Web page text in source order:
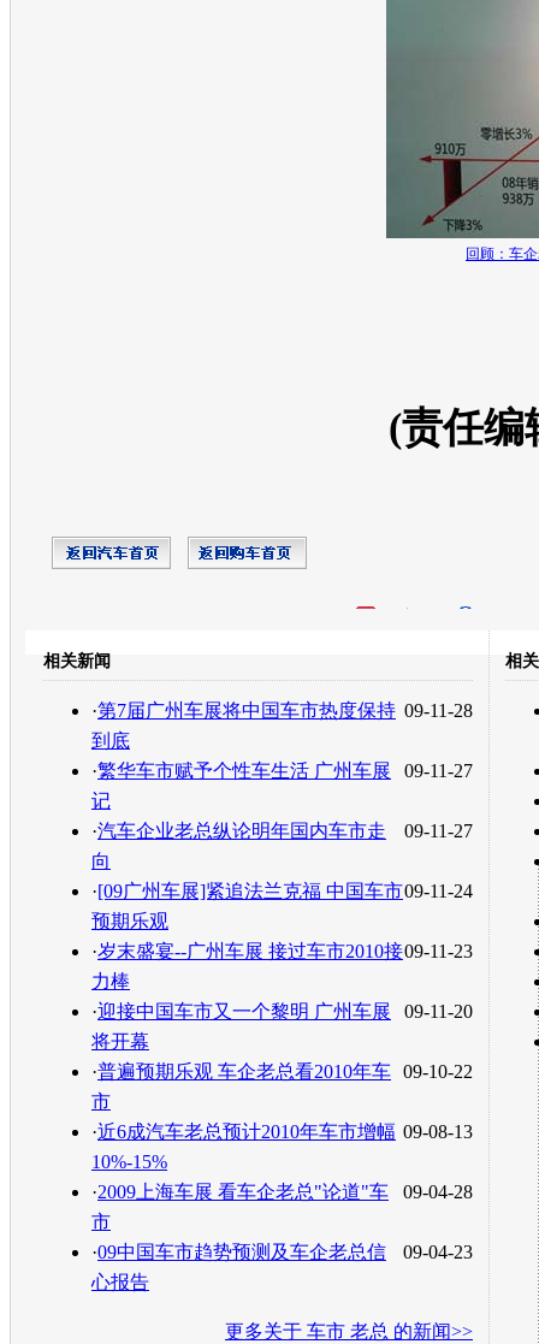
回顾：车
(责任编
转发至：
相关新闻
09-11-28
·第7届广州车展将中国车市热度保持
到底
09-11-27
·繁华车市赋予个性车生活 广州车展
记
09-11-27
·汽车企业老总纵论明年国内车市走
向
09-11-24
·[09广州车展]紧追法兰克福 中国车市
预期乐观
09-11-23
·岁末盛宴--广州车展 接过车市2010接
力棒
09-11-20
·迎接中国车市又一个黎明 广州车展
将开幕
09-10-22
·普遍预期乐观 车企老总看2010年车
市
09-08-13
·近6成汽车老总预计2010年车市增幅
10%-15%
09-04-28
·2009上海车展 看车企老总"论道"车
市
09-04-23
·09中国车市趋势预测及车企老总信
心报告
更多关于 车市 老总 的新闻>>
相